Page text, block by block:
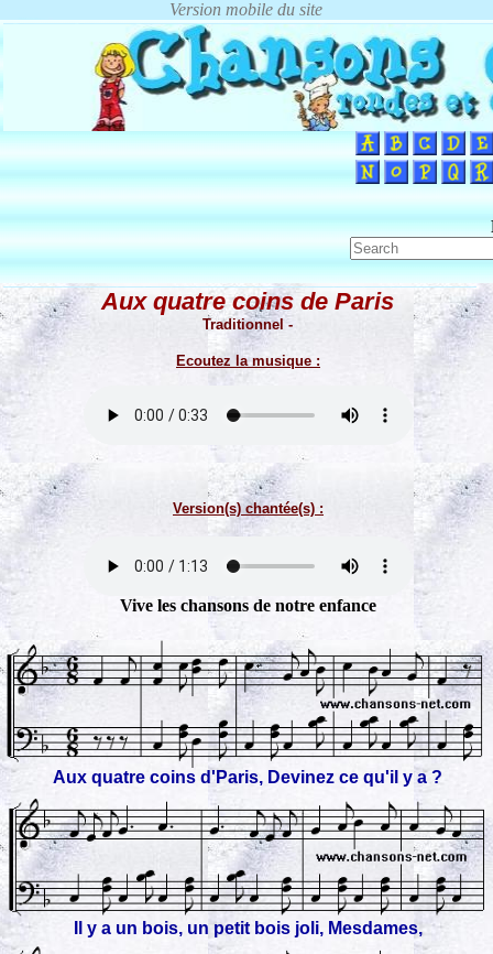
Aux quatre coins de Paris
Traditionnel -
Ecoutez la musique :
Version(s) chantée(s) :
Vive les chansons de notre enfance
Aux quatre coins d'Paris, Devinez ce qu'il y a ?
Il y a un bois, un petit bois joli, Mesdames,